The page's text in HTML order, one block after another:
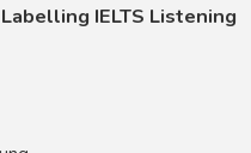
IELTS Listening